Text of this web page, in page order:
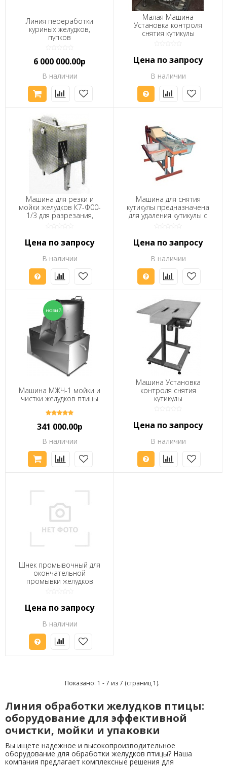
Линия переработки
куриных желудков,
пупков
6 000 000.00р
В наличии
Малая Машина
Установка контроля
снятия кутикулы
Цена по запросу
В наличии
Машина для резки и
мойки желудков К7-Ф00-
1/3 для разрезания,
желудков всех видов
птицы.
Цена по запросу
В наличии
Машина для снятия
кутикулы предназначена
для удаления кутикулы с
Цена по запросу
В наличии
Машина МЖЧ-1 мойки и
чистки желудков птицы
341 000.00р
В наличии
Машина Установка
контроля снятия
кутикулы
Цена по запросу
В наличии
Шнек промывочный для
окончательной
промывки желудков
Цена по запросу
В наличии
Показано: 1 - 7 из 7 (страниц 1).
Линия обработки желудков птицы:
оборудование для эффективной
очистки, мойки и упаковки
Вы ищете надежное и высокопроизводительное
оборудование для обработки желудков птицы? Наша
компания предлагает комплексные решения для